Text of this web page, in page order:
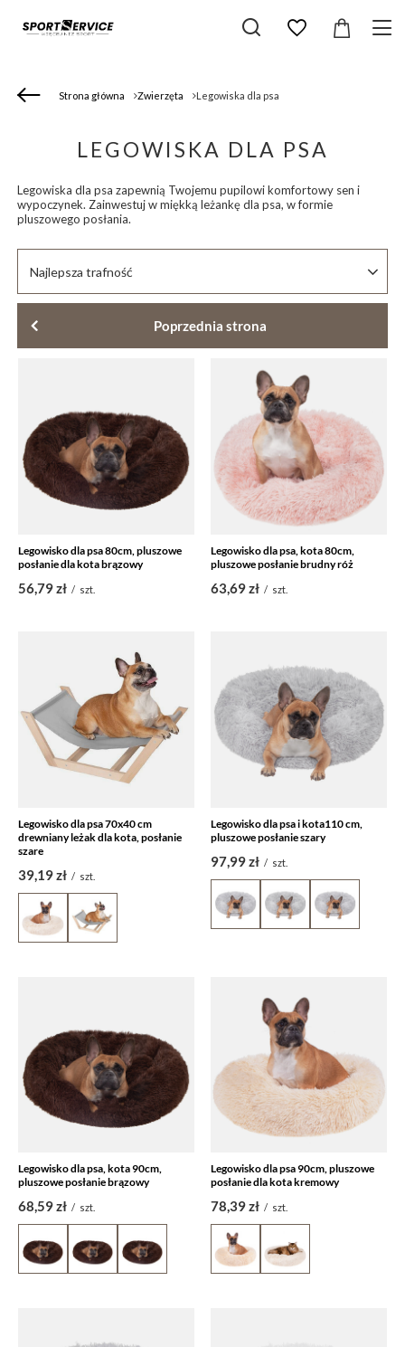
Strona główna Zwierzęta Legowiska dla psa
LEGOWISKA DLA PSA
Legowiska dla psa zapewnią Twojemu pupilowi komfortowy sen i
wypoczynek. Zainwestuj w miękką leżankę dla psa, w formie
pluszowego posłania.
Zmień sortowanie
Najlepsza trafność
Poprzednia strona
Legowisko dla psa 80cm, pluszowe
posłanie dla kota brązowy
56,79 zł / szt.
Legowisko dla psa, kota 80cm,
pluszowe posłanie brudny róż
63,69 zł / szt.
Legowisko dla psa 70x40 cm
drewniany leżak dla kota, posłanie
szare
39,19 zł / szt.
Legowisko dla psa i kota110 cm,
pluszowe posłanie szary
97,99 zł / szt.
Legowisko dla psa, kota 90cm,
pluszowe posłanie brązowy
68,59 zł / szt.
Legowisko dla psa 90cm, pluszowe
posłanie dla kota kremowy
78,39 zł / szt.